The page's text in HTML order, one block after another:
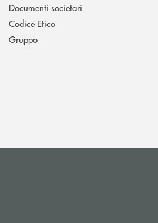
Documenti societari
Codice Etico
Gruppo